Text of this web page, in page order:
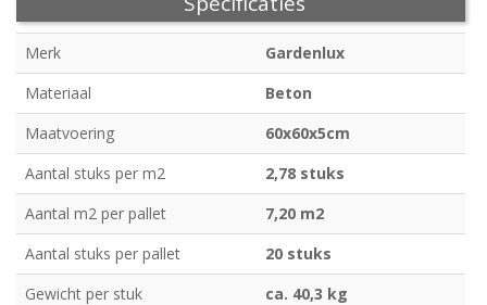
Merk
Gardenlux
Materiaal
Beton
Maatvoering
60x60x5cm
Aantal stuks per m2
2,78 stuks
Aantal m2 per pallet
7,20 m2
Aantal stuks per pallet
20 stuks
Gewicht per stuk
ca. 40,3 kg